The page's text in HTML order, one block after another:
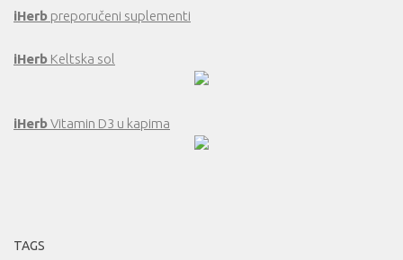
iHerb preporučeni suplementi
iHerb Keltska sol
iHerbVitamin D3 u kapima
TAGS